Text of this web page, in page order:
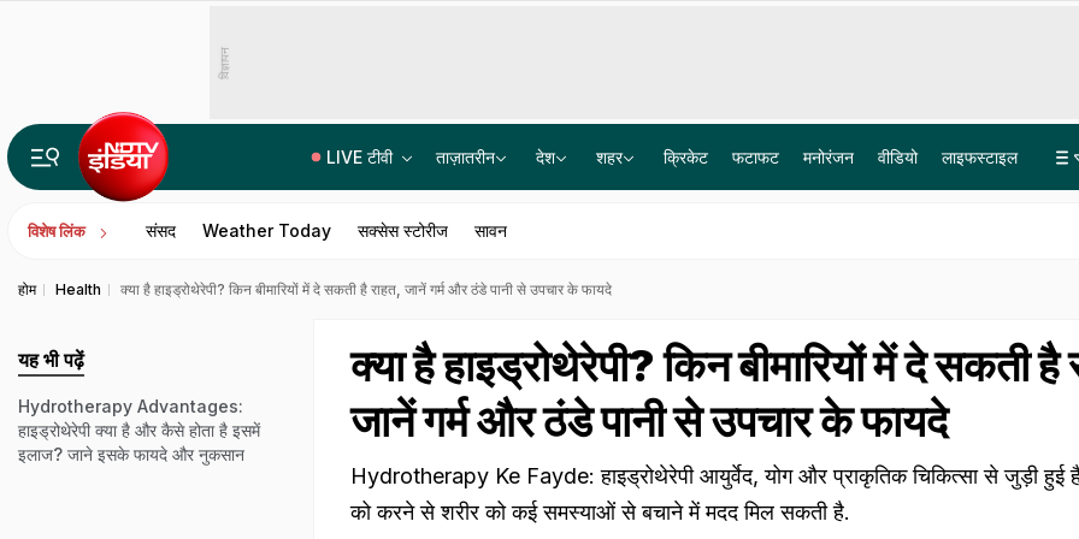
विज्ञापन
LIVE टीवी ताज़ातरीन देश शहर क्रिकेट फटाफट मनोरंजन वीडियो लाइफस्टाइल
विशेष लिंक संसद Weather Today सक्सेस स्टोरीज सावन
होम Health क्या है हाइड्रोथेरेपी? किन बीमारियों में दे सकती है राहत, जानें गर्म और ठंडे पानी से उपचार के फायदे
क्या है हाइड्रोथेरेपी? किन बीमारियों में दे सकती है
जानें गर्म और ठंडे पानी से उपचार के फायदे
Hydrotherapy Ke Fayde: हाइड्रोथेरेपी आयुर्वेद, योग और प्राकृतिक चिकित्सा से जुड़ी हुई
को करने से शरीर को कई समस्याओं से बचाने में मदद मिल सकती है.
यह भी पढ़ें
Hydrotherapy Advantages:
हाइड्रोथेरेपी क्या है और कैसे होता है इसमें
इलाज? जाने इसके फायदे और नुकसान